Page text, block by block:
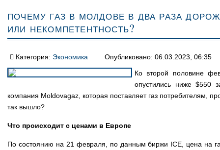
Почему газ в Молдове в два раза
или некомпетентность?
Категория: Экономика Опубликовано: 06.03.2023, 06:35
Ко второй половине
опустились ниже $550
компания Moldovagaz, которая поставляет газ потребителям,
так вышло?
Что происходит с ценами в Европе
По состоянию на 21 февраля, по данным биржи ICE, цена на